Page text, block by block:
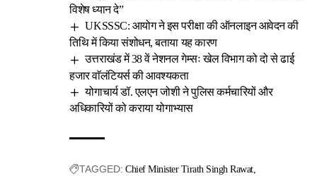
विशेष ध्यान दे”
UKSSSC: आयोग ने इस परीक्षा की ऑनलाइन आवेदन की
तिथि में किया संशोधन, बताया यह कारण
उत्तराखंड में 38 वें नेशनल गेम्सः खेल विभाग को दो से ढाई
हजार वाॅलंटियर्स की आवश्यकता
योगाचार्य डॉ. एलएन जोशी ने पुलिस कर्मचारियों और
अधिकारियों को कराया योगाभ्यास
TAGGED: Chief Minister Tirath Singh Rawat